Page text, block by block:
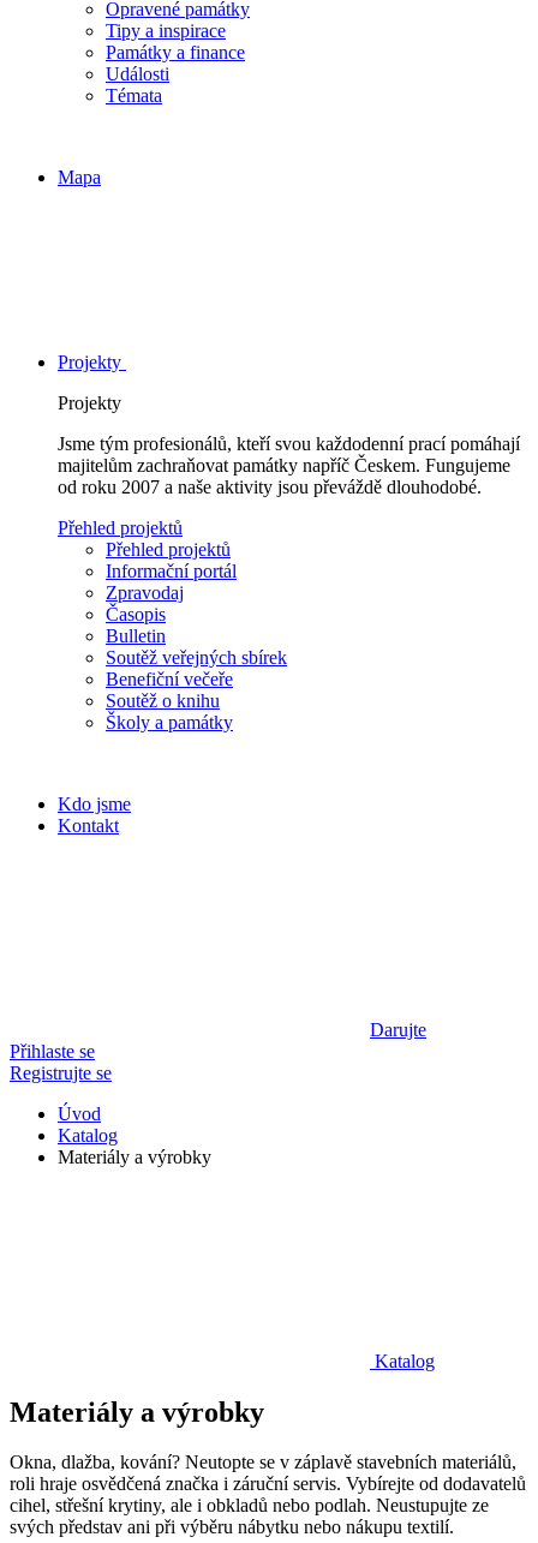
Opravené památky
Tipy a inspirace
Památky a finance
Události
Témata
Mapa
Projekty
Projekty
Jsme tým profesionálů, kteří svou každodenní prací pomáhají
majitelům zachraňovat památky napříč Českem. Fungujeme
od roku 2007 a naše aktivity jsou převáždě dlouhodobé.
Přehled projektů
Přehled projektů
Informační portál
Zpravodaj
Časopis
Bulletin
Soutěž veřejných sbírek
Benefiční večeře
Soutěž o knihu
Školy a památky
Kdo jsme
Kontakt
Darujte
Přihlaste se
Registrujte se
Úvod
Katalog
Materiály a výrobky
Katalog
Materiály a výrobky
Okna, dlažba, kování? Neutopte se v záplavě stavebních materiálů,
roli hraje osvědčená značka i záruční servis. Vybírejte od dodavatelů
cihel, střešní krytiny, ale i obkladů nebo podlah. Neustupujte ze
svých představ ani při výběru nábytku nebo nákupu textilí.